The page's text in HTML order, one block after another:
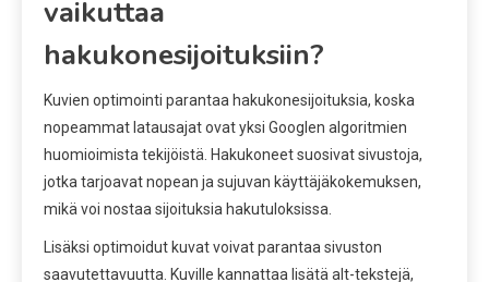
vaikuttaa
hakukonesijoituksiin?
Kuvien optimointi parantaa hakukonesijoituksia, koska
nopeammat latausajat ovat yksi Googlen algoritmien
huomioimista tekijöistä. Hakukoneet suosivat sivustoja,
jotka tarjoavat nopean ja sujuvan käyttäjäkokemuksen,
mikä voi nostaa sijoituksia hakutuloksissa.
Lisäksi optimoidut kuvat voivat parantaa sivuston
saavutettavuutta. Kuville kannattaa lisätä alt-tekstejä,